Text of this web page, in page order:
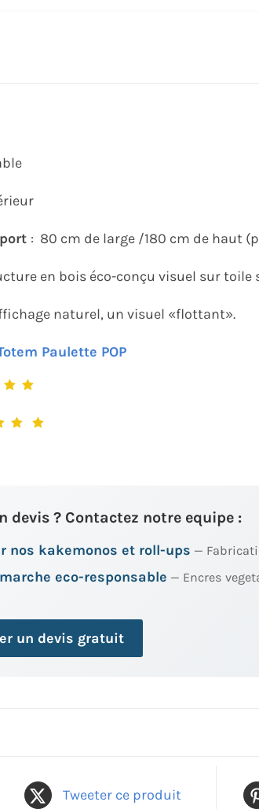
: 80 cm de large /180 cm de haut
en bois éco-conçu visuel sur toile
naturel, un visuel «flottant».
Paulette POP
devis ? Contactez notre equipe :
nos kakemonos et roll-ups —
eco-responsable — Encres
un devis gratuit
Tweeter ce produit